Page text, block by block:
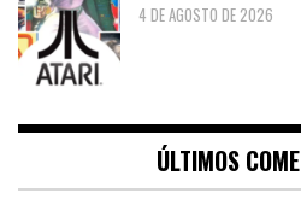
4 DE AGOSTO DE 2026
ÚLTIMOS